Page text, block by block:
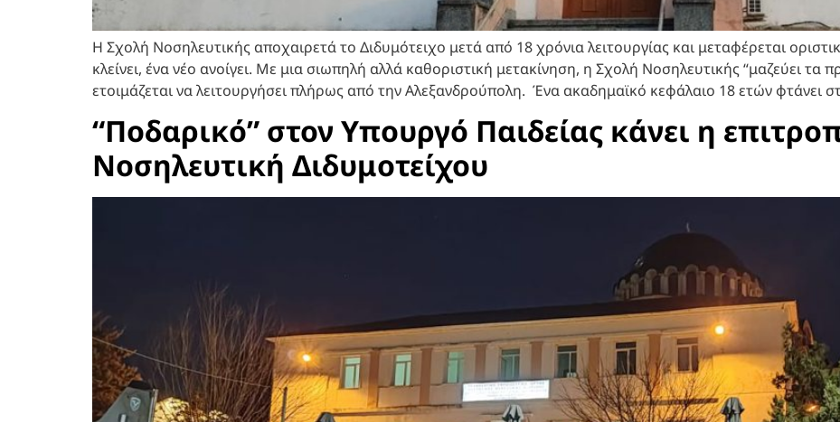
Η Σχολή Νοσηλευτικής αποχαιρετά το Διδυμότειχο μετά από 18 χρόνια λειτουργίας και μεταφέρεται
κλείνει, ένα νέο ανοίγει. Με μια σιωπηλή αλλά καθοριστική μετακίνηση, η Σχολή Νοσηλευτικής “μαζεύει τα
ετοιμάζεται να λειτουργήσει πλήρως από την Αλεξανδρούπολη. Ένα ακαδημαϊκό κεφάλαιο 18 ετών φτάνει
“Ποδαρικό” στον Υπουργό Παιδείας κάνει η
Νοσηλευτική Διδυμοτείχου